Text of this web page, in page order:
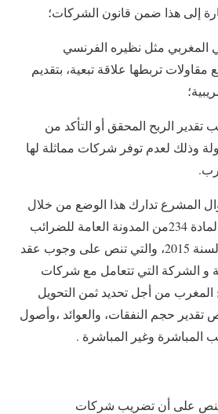
إلى هذا ضمن قانون الشركات؛
المغربي مثل نظيره الفرنسي
مقاولات تربطها علاقة تبعية، بتقديم
الربح المحقق أو التأكد من
وذلك لعدم توفر شركات مماثلة لها
المشرع تدارك هذا الوضع من خلال
التعديل الذي طرأ على المادة 234من المدونة العامة للضرائب
على ضوء قانون المالية لسنة 2015، والتي تنص على وجوب عقد
و الشركة التي تتعامل مع شركات
المغرب من أجل تحديد ثمن التحويل
تقدير حجم النفقات، والعوائد ،وأصول
المباشرة وغير المباشرة .
على أن تضريب شركات